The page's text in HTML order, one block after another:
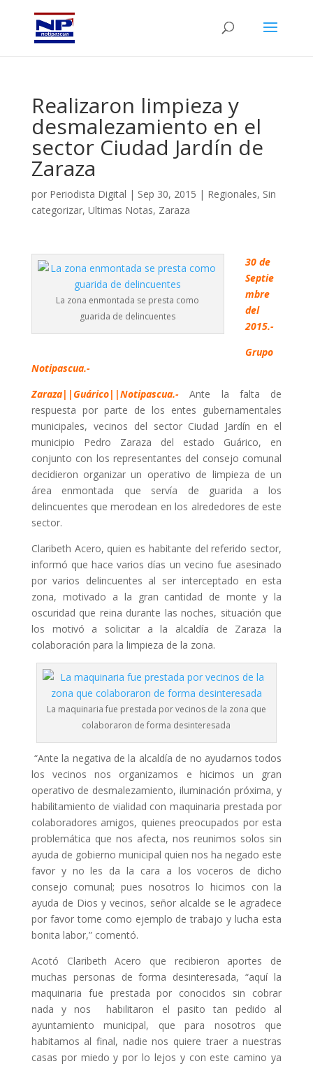
Realizaron limpieza y
desmalezamiento en el
sector Ciudad Jardín de
Zaraza
por Periodista Digital | Sep 30, 2015 | Regionales, Sin
categorizar, Ultimas Notas, Zaraza
La zona enmontada se presta como
guarida de delincuentes
30 de
Septie
mbre
del
2015.-
Grupo
Notipascua.-
Zaraza||Guárico||Notipascua.-
Ante la falta de
respuesta por parte de los entes gubernamentales
municipales, vecinos del sector Ciudad Jardín en el
municipio Pedro Zaraza del estado Guárico, en
conjunto con los representantes del consejo comunal
decidieron organizar un operativo de limpieza de un
área enmontada que servía de guarida a los
delincuentes que merodean en los alrededores de este
sector.
Claribeth Acero, quien es habitante del referido sector,
informó que hace varios días un vecino fue asesinado
por varios delincuentes al ser interceptado en esta
zona, motivado a la gran cantidad de monte y la
oscuridad que reina durante las noches, situación que
los motivó a solicitar a la alcaldía de Zaraza la
colaboración para la limpieza de la zona.
La maquinaria fue prestada por vecinos de la zona que
colaboraron de forma desinteresada
“Ante la negativa de la alcaldía de no ayudarnos todos
los vecinos nos organizamos e hicimos un gran
operativo de desmalezamiento, iluminación próxima, y
habilitamiento de vialidad con maquinaria prestada por
colaboradores amigos, quienes preocupados por esta
problemática que nos afecta, nos reunimos solos sin
ayuda de gobierno municipal quien nos ha negado este
favor y no les da la cara a los voceros de dicho
consejo comunal; pues nosotros lo hicimos con la
ayuda de Dios y vecinos, señor alcalde se le agradece
por favor tome como ejemplo de trabajo y lucha esta
bonita labor,” comentó.
Acotó Claribeth Acero que recibieron aportes de
muchas personas de forma desinteresada, “aquí la
maquinaria fue prestada por conocidos sin cobrar
nada y nos habilitaron el pasito tan pedido al
ayuntamiento municipal, que para nosotros que
habitamos al final, nadie nos quiere traer a nuestras
casas por miedo y por lo lejos y con este camino ya